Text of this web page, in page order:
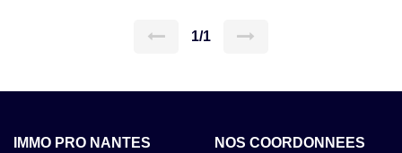
convenir, afin d'avoir un usage de local d'activité. Adapté à tout
TVA (pas de TVA), Pas de charge, sauf la TF, en sus du loyer
1/1
IMMO PRO NANTES NOS COORDONNÉES